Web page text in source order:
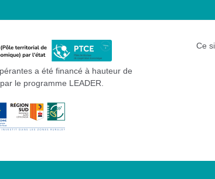
a été financé à hauteur de
le programme LEADER.
Ce